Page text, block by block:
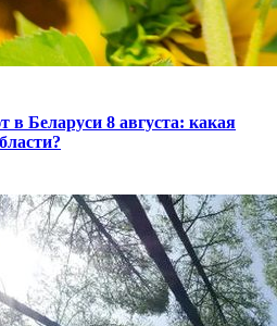
в Беларуси 8 августа: какая